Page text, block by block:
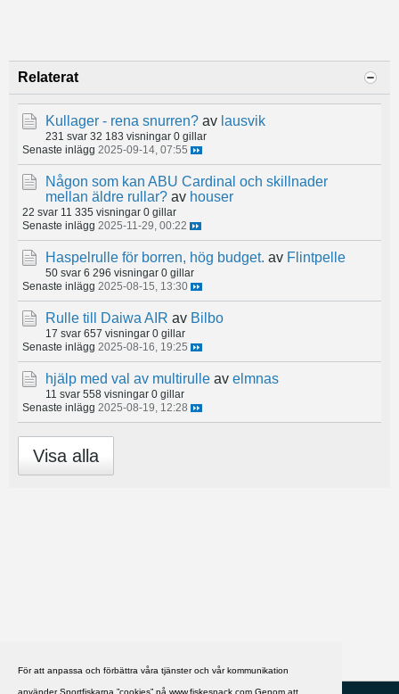
För att anpassa och förbättra våra tjänster och vår kommunikation
använder Sportfiskarna ”cookies” på www.fiskesnack.com.Genom att
Relaterat
Kullager - rena snurren? av lausvik
231 svar 32 183 visningar 0 gillar
Senaste inlägg 2025-09-14, 07:55
Någon som kan ABU Cardinal och skillnader
mellan äldre rullar? av houser
22 svar 11 335 visningar 0 gillar
Senaste inlägg 2025-11-29, 00:22
Haspelrulle för borren, hög budget. av Flintpelle
50 svar 6 296 visningar 0 gillar
Senaste inlägg 2025-08-15, 13:30
Rulle till Daiwa AIR av Bilbo
17 svar 657 visningar 0 gillar
Senaste inlägg 2025-08-16, 19:25
hjälp med val av multirulle av elmnas
11 svar 558 visningar 0 gillar
Senaste inlägg 2025-08-19, 12:28
Visa alla